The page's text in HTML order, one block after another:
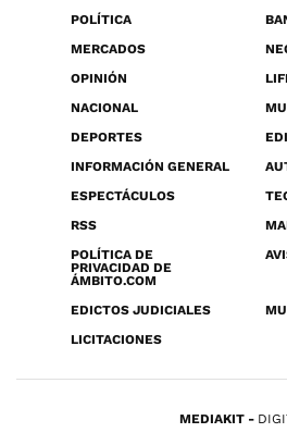
POLÍTICA
MERCADOS
OPINIÓN
NACIONAL
DEPORTES
INFORMACIÓN GENERAL
ESPECTÁCULOS
RSS
POLÍTICA DE
PRIVACIDAD DE
ÁMBITO.COM
EDICTOS JUDICIALES
LICITACIONES
MEDIAKIT